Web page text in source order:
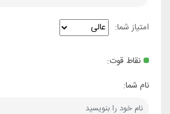
امتیاز شما:
نقاط قوت:
نام شما: